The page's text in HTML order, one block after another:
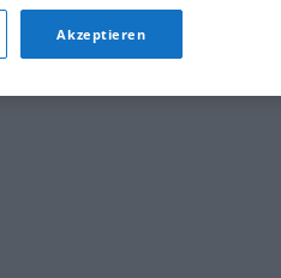
Akzeptieren